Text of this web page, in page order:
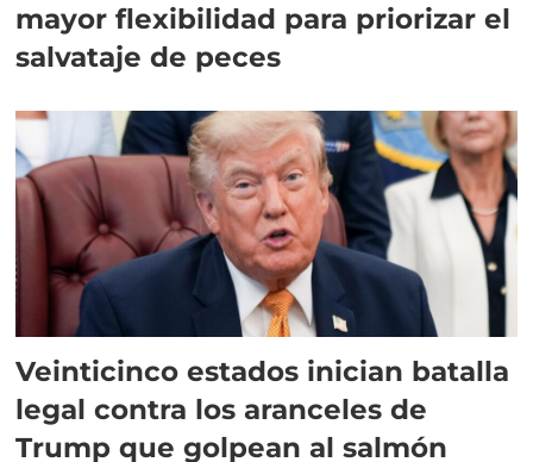
mayor flexibilidad para priorizar el
salvataje de peces
Veinticinco estados inician batalla
legal contra los aranceles de
Trump que golpean al salmón